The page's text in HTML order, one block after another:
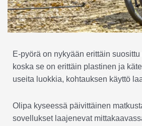
E-pyörä on nykyään erittäin
koska se on erittäin plastinen ja
useita luokkia, kohtauksen käyttö
Olipa kyseessä päivittäinen
sovellukset laajenevat